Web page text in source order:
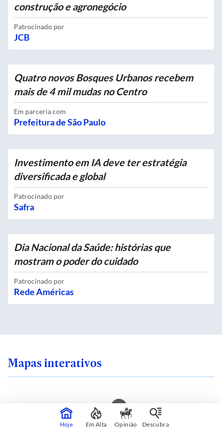
construção e agronegócio
Patrocinado por
JCB
Quatro novos Bosques Urbanos recebem
mais de 4 mil mudas no Centro
Em parceria com
Prefeitura de São Paulo
Investimento em IA deve ter estratégia
diversificada e global
Patrocinado por
Safra
Dia Nacional da Saúde: histórias que
mostram o poder do cuidado
Patrocinado por
Rede Américas
Mapas interativos
em uma ilha de
Qual é o
Hoje Em Alta Opinião Descubra